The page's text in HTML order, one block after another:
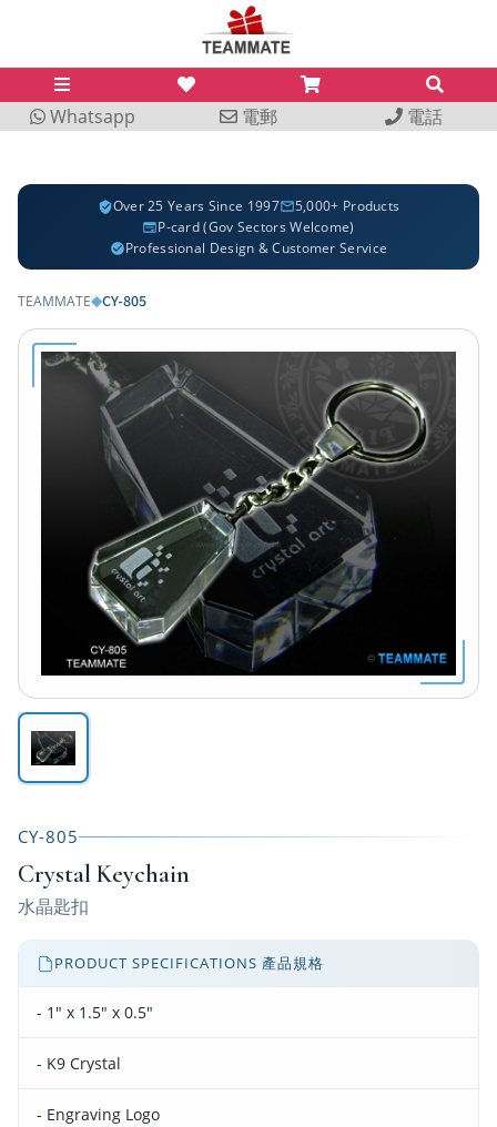
Whatsapp 電郵 電話
Over 25 Years Since 1997
5,000+ Products
P-card (Gov Sectors Welcome)
Professional Design & Customer Service
TEAMMATE◆CY-805
CY-805
Crystal Keychain
水晶匙扣
PRODUCT SPECIFICATIONS 產品規格
- 1" x 1.5" x 0.5"
- K9 Crystal
- Engraving Logo